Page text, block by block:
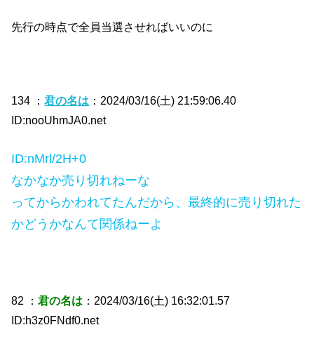
先行の時点で全員当選させればいいのに
134 ：君の名は ：2024/03/16(土) 21:59:06.40
ID:nooUhmJA0.net
ID:nMrl/2H+0
なかなか売り切れねーな
ってからかわれてたんだから、最終的に売り切れた
かどうかなんて関係ねーよ
82 ：君の名は ：2024/03/16(土) 16:32:01.57
ID:h3z0FNdf0.net